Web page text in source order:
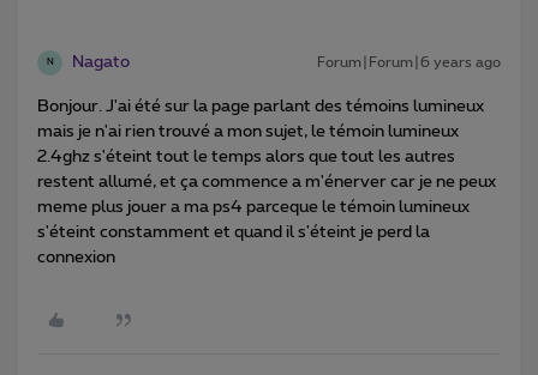
N Nagato Forum|Forum|6 years ago
Bonjour. J'ai été sur la page parlant des témoins lumineux
mais je n'ai rien trouvé a mon sujet, le témoin lumineux
2.4ghz s'éteint tout le temps alors que tout les autres
restent allumé, et ça commence a m'énerver car je ne peux
meme plus jouer a ma ps4 parceque le témoin lumineux
s'éteint constamment et quand il s'éteint je perd la
connexion